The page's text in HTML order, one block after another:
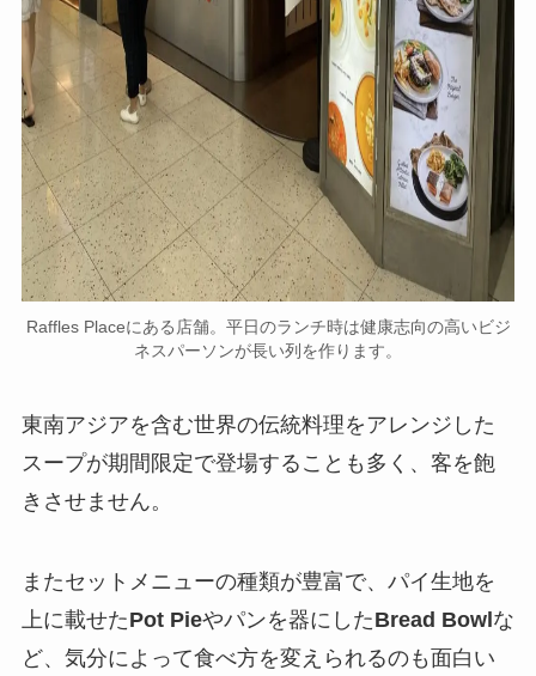
Raffles Placeにある店舗。平日のランチ時は健康志向の高いビジ
ネスパーソンが長い列を作ります。
東南アジアを含む世界の伝統料理をアレンジした
スープが期間限定で登場することも多く 、客を飽
きさせません。
またセットメニューの種類が豊富で、パイ生地を
上に載せたPot Pieやパンを器にしたBread Bowl な
ど、気分によって食べ方を変えられるのも面白い